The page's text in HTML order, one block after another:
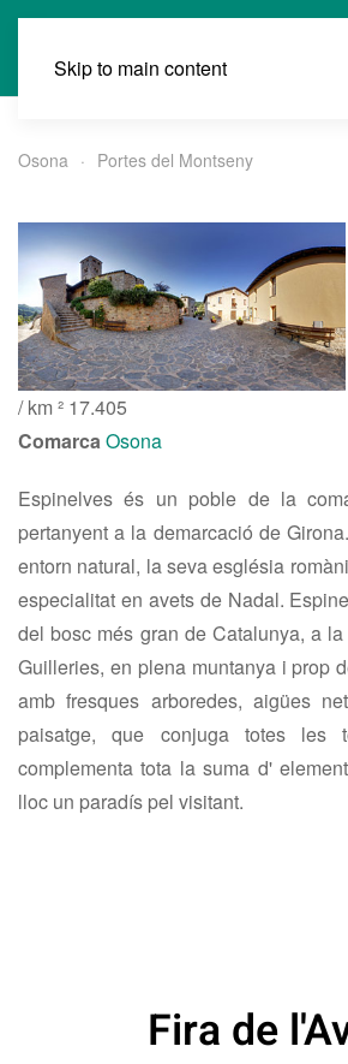
Skip to main content
Osona Portes del Montseny
/ km ² 17.405
ComarcaOsona
Espinelves és un poble de la
pertanyent a la demarcació de
entorn natural, la seva església
especialitat en avets de Nadal.
del bosc més gran de Catalunya, a
Guilleries, en plena muntanya i prop
amb fresques arboredes, aigües
paisatge, que conjuga totes les
complementa tota la suma d'
lloc un paradís pel visitant.
Fira de